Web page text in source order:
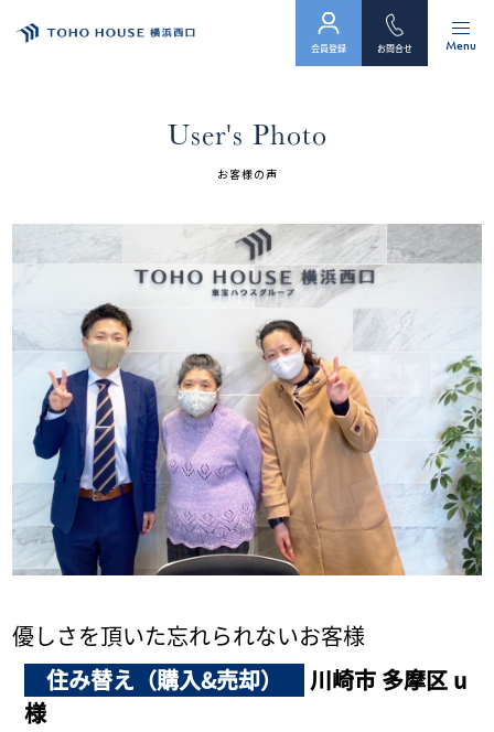
会員フォーム
会社案内
スタッフ紹介（「住まい」のコンサルタント）
お客様の声
お知らせ
採用情報
お気に入り物件一覧
サイトマップ
Menu
お問合せ
会員登録
User's Photo
お客様の声
優しさを頂いた忘れられないお客様
住み替え（購入&売却）
川崎市 多摩区 u
様